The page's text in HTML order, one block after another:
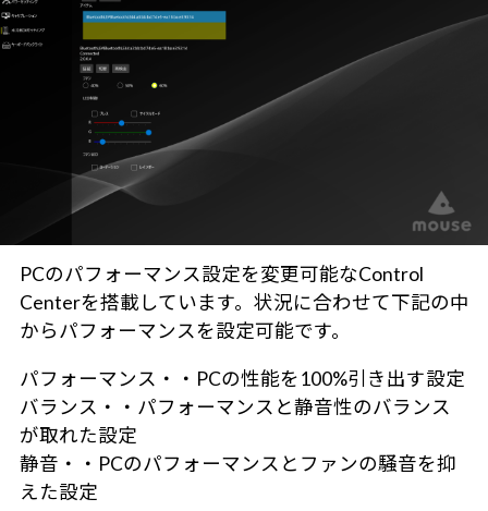
PCのパフォーマンス設定を変更可能なControl
Centerを搭載しています。状況に合わせて下記の中
からパフォーマンスを設定可能です。
パフォーマンス・・PCの性能を100%引き出す設定
バランス・・パフォーマンスと静音性のバランス
が取れた設定
静音・・PCのパフォーマンスとファンの騒音を抑
えた設定